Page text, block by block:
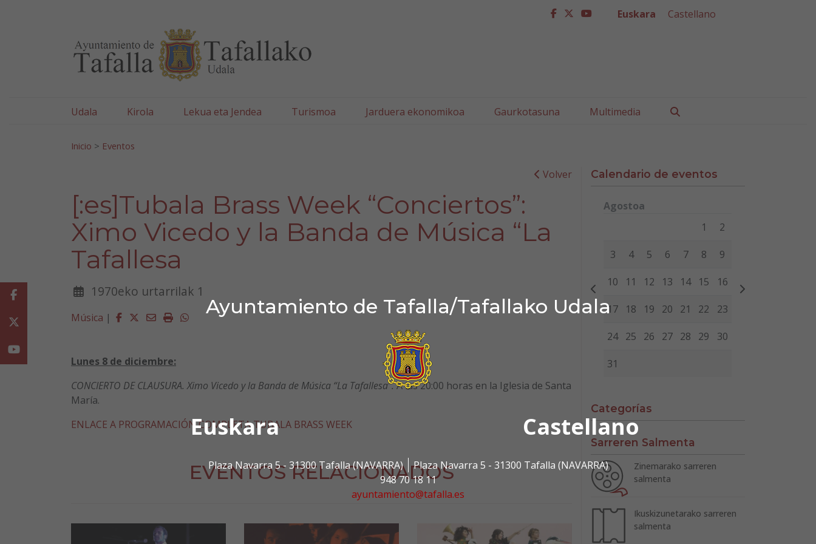
Ayuntamiento de Tafalla/Tafallako Udala
Euskara Castellano
Plaza Navarra 5 - 31300 Tafalla (NAVARRA)
Plaza Navarra 5 - 31300 Tafalla (NAVARRA)
948 70 18 11
ayuntamiento@tafalla.es
facebook
twitter
youtube
Euskara Castellano
Udala Kirola Lekua eta Jendea Turismoa Jarduera ekonomikoa Gaurkotasuna Multimedia
Inicio > Eventos
Volver
[:es]Tubala Brass Week “Conciertos”:
Ximo Vicedo y la Banda de Música “La
Tafallesa
1970eko urtarrilak 1
Música | Facebook
Twitter
EmailImprimir
Whatsapp
Lunes 8 de diciembre:
CONCIERTO DE CLAUSURA. Ximo Vicedo y la Banda de Música “La Tafallesa”.A las 20:00 horas en la Iglesia de Santa
María.
ENLACE A PROGRAMACIÓN COMPLETA TUBALA BRASS WEEK
EVENTOS RELACIONADOS
Calendario de eventos
Agostoa
Miércoles Jueves
1 2
3 4 5 6 7 8 9
10 11 12 13 14 15 16
17 18 19 20 21 22 23
24 25 26 27 28 29 30
31
Categorías
Sarreren Salmenta
Zinemarako sarreren
salmenta
Ikuskizunetarako sarreren
salmenta
Facebook
Youtube